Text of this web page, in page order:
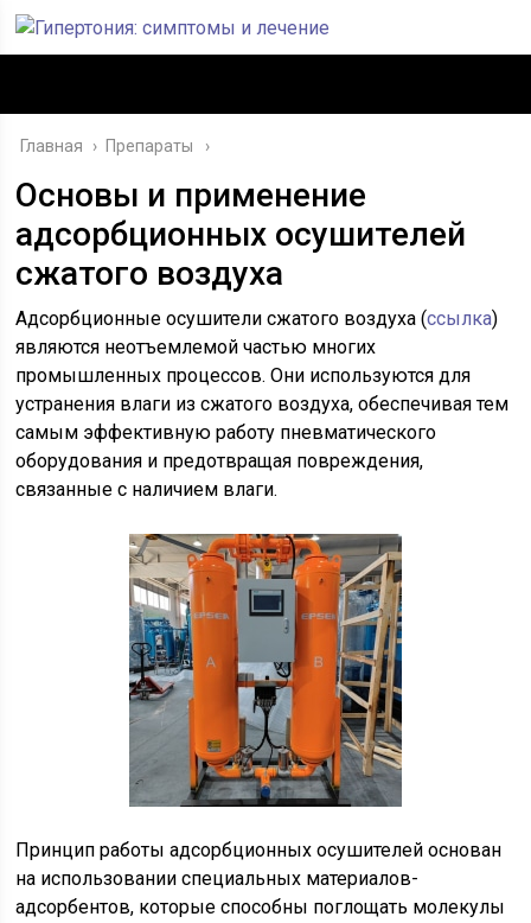
Главная › Препараты
Основы и применение
адсорбционных осушителей
сжатого воздуха
Адсорбционные осушители сжатого воздуха (ссылка)
являются неотъемлемой частью многих
промышленных процессов. Они используются для
устранения влаги из сжатого воздуха, обеспечивая тем
самым эффективную работу пневматического
оборудования и предотвращая повреждения,
связанные с наличием влаги.
Принцип работы адсорбционных осушителей основан
на использовании специальных материалов-
адсорбентов, которые способны поглощать молекулы